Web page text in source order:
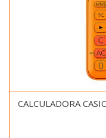
CALCULADORA